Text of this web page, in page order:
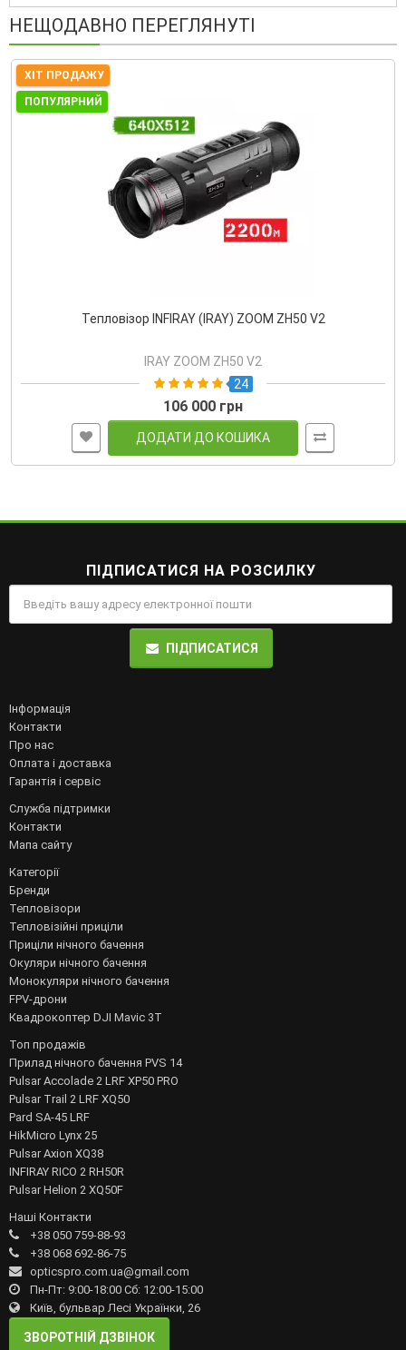
НЕЩОДАВНО ПЕРЕГЛЯНУТІ
ХІТ ПРОДАЖУ
ПОПУЛЯРНИЙ
Тепловізор INFIRAY (IRAY) ZOOM ZH50 V2
IRAY ZOOM ZH50 V2
24
106 000 грн
ДОДАТИ ДО КОШИКА
ПІДПИСАТИСЯ НА РОЗСИЛКУ
ПІДПИСАТИСЯ
Інформація
Контакти
Про нас
Оплата і доставка
Гарантія і сервіс
Служба підтримки
Контакти
Мапа сайту
Категорії
Бренди
Тепловізори
Тепловізійні приціли
Приціли нічного бачення
Окуляри нічного бачення
Монокуляри нічного бачення
FPV-дрони
Квадрокоптер DJI Mavic 3T
Топ продажів
Прилад нічного бачення PVS 14
Pulsar Accolade 2 LRF XP50 PRO
Pulsar Trail 2 LRF XQ50
Pard SA-45 LRF
HikMicro Lynx 25
Pulsar Axion XQ38
INFIRAY RICO 2 RH50R
Pulsar Helion 2 XQ50F
Наші Контакти
+38 050 759-88-93
+38 068 692-86-75
opticspro.com.ua@gmail.com
Пн-Пт: 9:00-18:00 Сб: 12:00-15:00
Київ, бульвар Лесі Українки, 26
ЗВОРОТНІЙ ДЗВІНОК